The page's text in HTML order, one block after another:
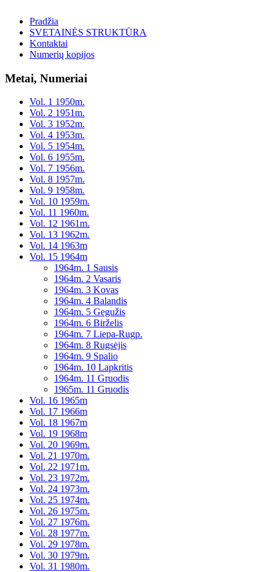
Pradžia
SVETAINĖS STRUKTŪRA
Kontaktai
Numerių kopijos
Metai, Numeriai
Vol. 1 1950m.
Vol. 2 1951m.
Vol. 3 1952m.
Vol. 4 1953m.
Vol. 5 1954m.
Vol. 6 1955m.
Vol. 7 1956m.
Vol. 8 1957m.
Vol. 9 1958m.
Vol. 10 1959m.
Vol. 11 1960m.
Vol. 12 1961m.
Vol. 13 1962m.
Vol. 14 1963m
Vol. 15 1964m
1964m. 1 Sausis
1964m. 2 Vasaris
1964m. 3 Kovas
1964m. 4 Balandis
1964m. 5 Gegužis
1964m. 6 Birželis
1964m. 7 Liepa-Rugp.
1964m. 8 Rugsėjis
1964m. 9 Spalio
1964m. 10 Lapkritis
1964m. 11 Gruodis
1965m. 11 Gruodis
Vol. 16 1965m
Vol. 17 1966m
Vol. 18 1967m
Vol. 19 1968m
Vol. 20 1969m.
Vol. 21 1970m.
Vol. 22 1971m.
Vol. 23 1972m.
Vol. 24 1973m.
Vol. 25 1974m.
Vol. 26 1975m.
Vol. 27 1976m.
Vol. 28 1977m.
Vol. 29 1978m.
Vol. 30 1979m.
Vol. 31 1980m.